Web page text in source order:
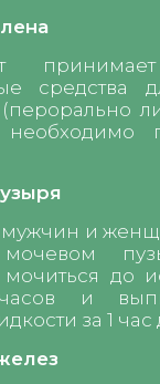
средства
мужчин и
до
и
за 1